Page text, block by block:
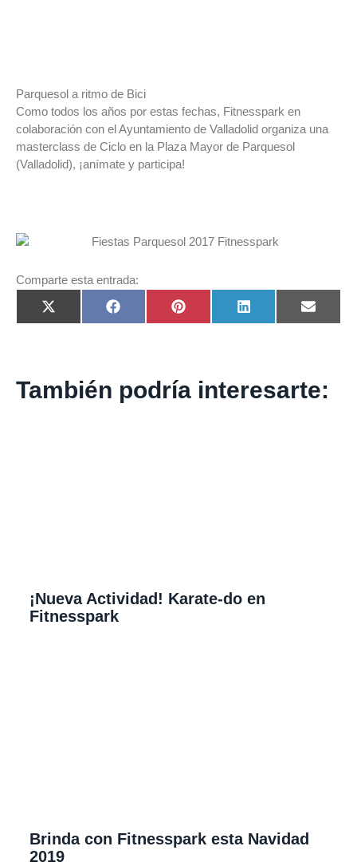
Parquesol a ritmo de Bici
Como todos los años por estas fechas, Fitnesspark en
colaboración con el Ayuntamiento de Valladolid organiza una
masterclass de Ciclo en la Plaza Mayor de Parquesol
(Valladolid), ¡anímate y participa!
Comparte esta entrada:
Compartir
en
X
(Twitter)
Compartir
en
Facebook
Compartir
en
Pinterest
Compartir
en
LinkedIn
en
Email
También podría interesarte:
¡Nueva Actividad! Karate-do en
Fitnesspark
Brinda con Fitnesspark esta Navidad
2019